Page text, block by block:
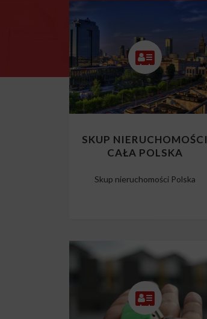
SKUP NIERUCHOMOŚCI
CAŁA POLSKA
Skup nieruchomości Polska